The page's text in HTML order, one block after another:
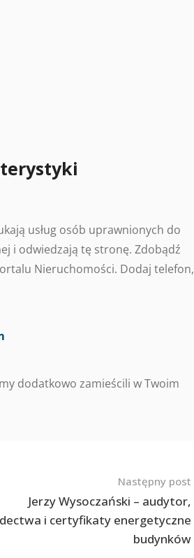
usług osób uprawnionych do
i odwiedzają tę stronę. Zdobądź
Nieruchomości. Dodaj telefon,
dodatkowo zamieścili w Twoim
Następny post
Jerzy Wysoczański – audytor,
i certyfikaty energetyczne
budynków